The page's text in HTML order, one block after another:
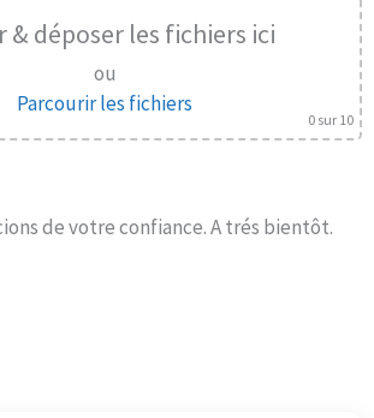
& déposer les fichiers ici
ou
Parcourir les fichiers
0 sur 10
de votre confiance. A trés bientôt.